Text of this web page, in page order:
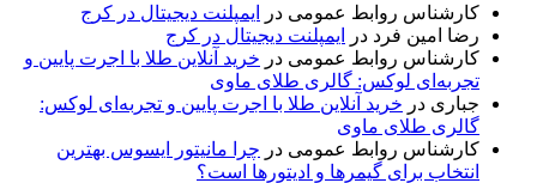
کارشناس روابط عمومی در
ایمپلنت دیجیتال در کرج
رضا امین فرد در
ایمپلنت دیجیتال در کرج
کارشناس روابط عمومی در خرید آنلاین طلا با اجرت پایین و
تجربه‌ای لوکس: گالری طلای ماوی
جباری در خرید آنلاین طلا با اجرت پایین و تجربه‌ای لوکس:
گالری طلای ماوی
کارشناس روابط عمومی در چرا مانیتور ایسوس بهترین
انتخاب برای گیمرها و ادیتورها است؟